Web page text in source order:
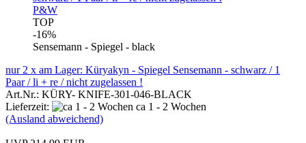
P&W
TOP
-16%
Sensemann - Spiegel - black
nur 2 x am Lager: Küryakyn - Spiegel Sensemann - schwarz / 1
Paar / li + re / nicht zugelassen !
Art.Nr.: KÜRY- KNIFE-301-046-BLACK
Lieferzeit:
ca 1 - 2 Wochen
(Ausland abweichend)